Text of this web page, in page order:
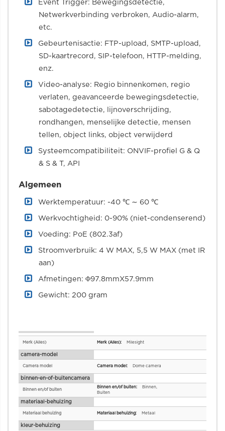
Event Trigger: Bewegingsdetectie,
Netwerkverbinding verbroken, Audio-alarm,
etc.
Gebeurtenisactie: FTP-upload, SMTP-upload,
SD-kaartrecord, SIP-telefoon, HTTP-melding,
enz.
Video-analyse: Regio binnenkomen, regio
verlaten, geavanceerde bewegingsdetectie,
sabotagedetectie, lijnoverschrijding,
rondhangen, menselijke detectie, mensen
tellen, object links, object verwijderd
Systeemcompatibiliteit: ONVIF-profiel G & Q
& S & T, API
Algemeen
Werktemperatuur: -40 ℃ ∼ 60 ℃
Werkvochtigheid: 0-90% (niet-condenserend)
Voeding: PoE (802.3af)
Stroomverbruik: 4 W MAX, 5,5 W MAX (met IR
aan)
Afmetingen: Φ97.8mmX57.9mm
Gewicht: 200 gram
Specificaties
Merk (Alles) Milesight
camera-model
Camera model Dome camera
binnen-en-of-buitencamera
Binnen en/of buiten
Binnen,
Buiten
materiaal-behuizing
Materiaal behuizing Metaal
kleur-behuizing